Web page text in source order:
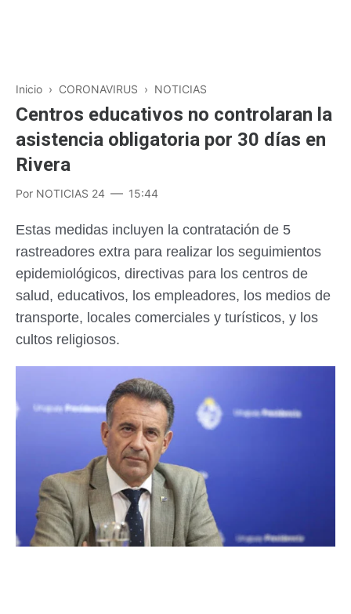
Inicio › CORONAVIRUS › NOTICIAS
Centros educativos no controlaran la
asistencia obligatoria por 30 días en
Rivera
Por NOTICIAS 24 15:44
Estas medidas incluyen la contratación de 5
rastreadores extra para realizar los seguimientos
epidemiológicos, directivas para los centros de
salud, educativos, los empleadores, los medios de
transporte, locales comerciales y turísticos, y los
cultos religiosos.